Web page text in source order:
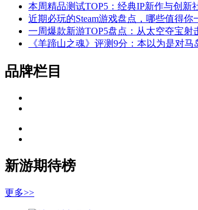
本周精品测试TOP5：经典IP新作与创新
近期必玩的Steam游戏盘点，哪些值得
一周爆款新游TOP5盘点：从太空夺宝
《羊蹄山之魂》评测9分：本以为是对
品牌栏目
新游期待榜
更多>>